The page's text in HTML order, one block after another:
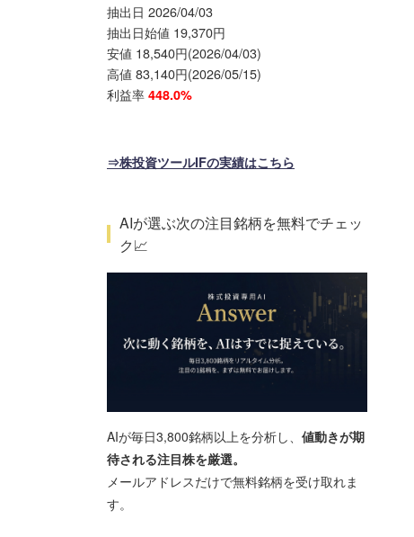
抽出日 2026/04/03
抽出日始値 19,370円
安値 18,540円(2026/04/03)
高値 83,140円(2026/05/15)
利益率 448.0%
⇒株投資ツールIFの実績はこちら
AIが選ぶ次の注目銘柄を無料でチェッ
ク📈
AIが毎日3,800銘柄以上を分析し、 値動きが期
待される注目株を厳選。
メールアドレスだけで無料銘柄を受け取れま
す。